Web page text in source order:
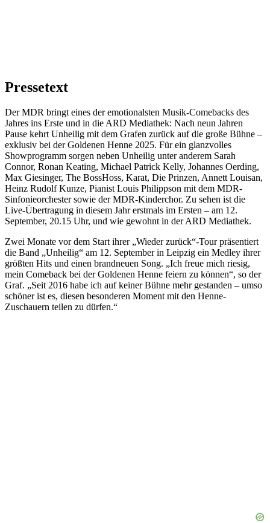
Pressetext
Der MDR bringt eines der emotionalsten Musik-Comebacks des
Jahres ins Erste und in die ARD Mediathek: Nach neun Jahren
Pause kehrt Unheilig mit dem Grafen zurück auf die große Bühne –
exklusiv bei der Goldenen Henne 2025. Für ein glanzvolles
Showprogramm sorgen neben Unheilig unter anderem Sarah
Connor, Ronan Keating, Michael Patrick Kelly, Johannes Oerding,
Max Giesinger, The BossHoss, Karat, Die Prinzen, Annett Louisan,
Heinz Rudolf Kunze, Pianist Louis Philippson mit dem MDR-
Sinfonieorchester sowie der MDR-Kinderchor. Zu sehen ist die
Live-Übertragung in diesem Jahr erstmals im Ersten – am 12.
September, 20.15 Uhr, und wie gewohnt in der ARD Mediathek.
Zwei Monate vor dem Start ihrer „Wieder zurück“-Tour präsentiert
die Band „Unheilig“ am 12. September in Leipzig ein Medley ihrer
größten Hits und einen brandneuen Song. „Ich freue mich riesig,
mein Comeback bei der Goldenen Henne feiern zu können“, so der
Graf. „Seit 2016 habe ich auf keiner Bühne mehr gestanden – umso
schöner ist es, diesen besonderen Moment mit den Henne-
Zuschauern teilen zu dürfen.“